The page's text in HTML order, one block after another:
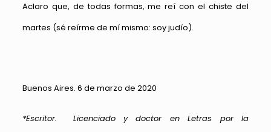
Aclaro que, de todas formas, me reí con el chiste del
martes (sé reírme de mí mismo: soy judío).
Buenos Aires. 6 de marzo de 2020
*Escritor. Licenciado y doctor en Letras por la